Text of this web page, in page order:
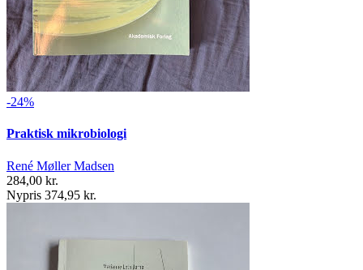
-24%
Praktisk mikrobiologi
René Møller Madsen
284,00 kr.
Nypris 374,95 kr.